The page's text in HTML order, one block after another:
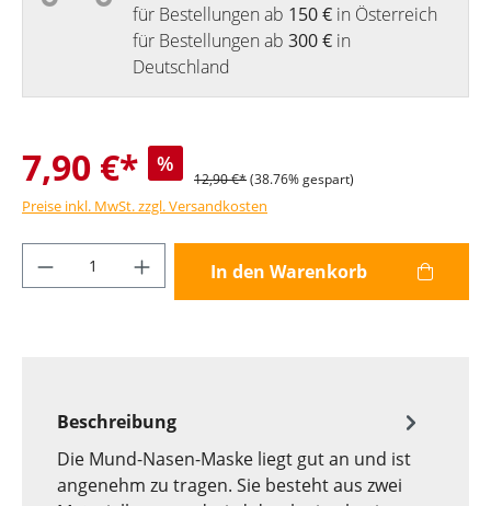
für Bestellungen ab 150 € in Österreich
für Bestellungen ab 300 € in
Deutschland
7,90 €* %
12,90 €*(38.76% gespart)
Preise inkl. MwSt. zzgl. Versandkosten
Produkt Anzahl: Gib den gewünschten
In den Warenkorb
Beschreibung
Die Mund-Nasen-Maske liegt gut an und ist
angenehm zu tragen. Sie besteht aus zwei